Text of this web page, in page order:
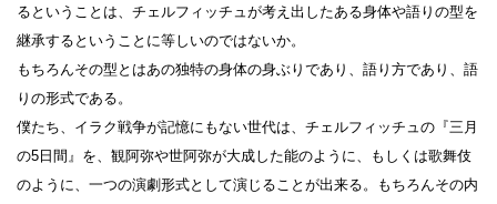
るということは、チェルフィッチュが考え出したある身体や語りの型を
継承するということに等しいのではないか。
もちろんその型とはあの独特の身体の身ぶりであり、語り方であり、語
りの形式である。
僕たち、イラク戦争が記憶にもない世代は、チェルフィッチュの『三月
の5日間』を、観阿弥や世阿弥が大成した能のように、もしくは歌舞伎
のように、一つの演劇形式として演じることが出来る。もちろんその内